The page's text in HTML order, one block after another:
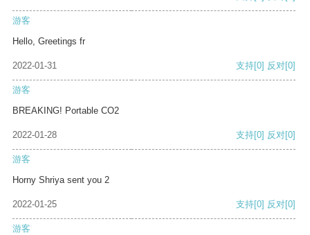
游客
Hello, Greetings fr
2022-01-31 支持[0] 反对[0]
游客
BREAKING! Portable CO2
2022-01-28 支持[0] 反对[0]
游客
Horny Shriya sent you 2
2022-01-25 支持[0] 反对[0]
游客